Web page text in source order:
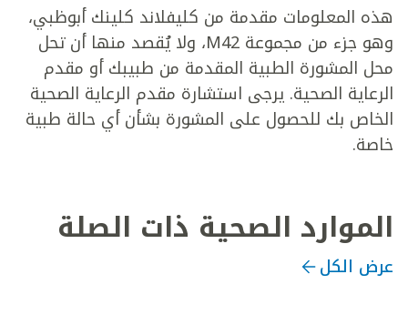
هذه المعلومات مقدمة من كليفلاند كلينك أبوظبي،
وهو جزء من مجموعة M42، ولا يُقصد منها أن تحل
محل المشورة الطبية المقدمة من طبيبك أو مقدم
الرعاية الصحية. يرجى استشارة مقدم الرعاية الصحية
الخاص بك للحصول على المشورة بشأن أي حالة طبية
خاصة.
الموارد الصحية ذات الصلة
عرض الكل